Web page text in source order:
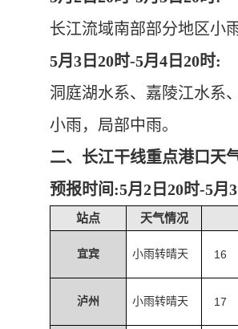
长江流域南部部分地区小
5月3日20时-5月4日20时:
洞庭湖水系、嘉陵江水系
小雨，局部中雨。
二、长江干线重点港口天
预报时间 :5月2日20时-5月
站点 天气情况
宜宾 小雨转晴天 16
泸州 小雨转晴天 17